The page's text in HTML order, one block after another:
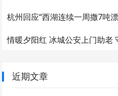
杭州回应“西湖连续一周撒7吨
情暖夕阳红 冰城公安上门助老
近期文章